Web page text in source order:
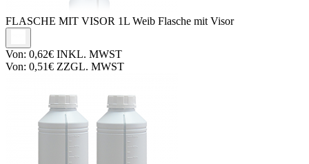
FLASCHE MIT VISOR 1L Weib Flasche mit Visor
Von: 0,62€ INKL. MWST
Von: 0,51€ ZZGL. MWST